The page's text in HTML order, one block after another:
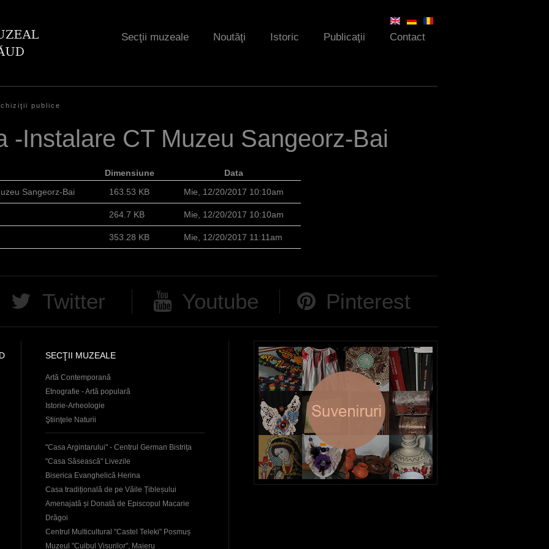
Secţii muzeale Noutăţi Istoric Publicaţii Contact
publice
-Instalare CT Muzeu Sangeorz-Bai
Dimensiune
Data
Sangeorz-Bai
163.53 KB Mie, 12/20/2017 10:10am
264.7 KB Mie, 12/20/2017 10:10am
353.28 KB Mie, 12/20/2017 11:11am
Twitter Youtube Pinterest
SECŢII MUZEALE
Artă Contemporană
Etnografie - Artă populară
Istorie-Arheologie
Ştiinţele Naturii
"Casa Argintarului" - Centrul German Bistrița
"Casa Săsească" Livezile
Biserica Evanghelică Herina
Casa tradițională de pe Văile Țibleșului
Amenajată și Donată de Episcopul Macarie
Drăgoi
Centrul Multicultural "Castel Teleki" Posmuș
Muzeul "Cuibul Visurilor", Maieru